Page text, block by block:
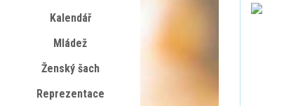
Kalendář
Mládež
Ženský šach
Reprezentace